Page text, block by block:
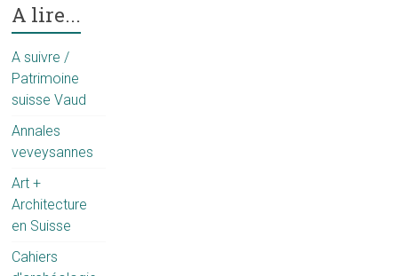
A lire...
A suivre /
Patrimoine
suisse Vaud
Annales
veveysannes
Art +
Architecture
en Suisse
Cahiers